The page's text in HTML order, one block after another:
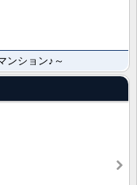
ンション♪～